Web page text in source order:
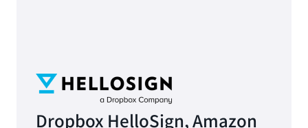
Dropbox HelloSign, Amazon